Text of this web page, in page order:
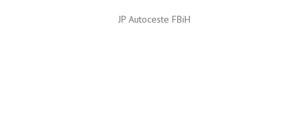
JP Autoceste FBiH